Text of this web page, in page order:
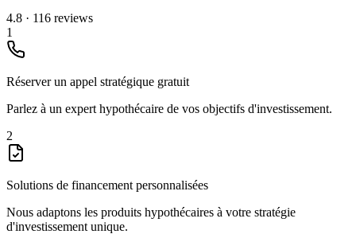
4.8 · 116 reviews
1
Réserver un appel stratégique gratuit
Parlez à un expert hypothécaire de vos objectifs d'investissement.
2
Solutions de financement personnalisées
Nous adaptons les produits hypothécaires à votre stratégie
d'investissement unique.